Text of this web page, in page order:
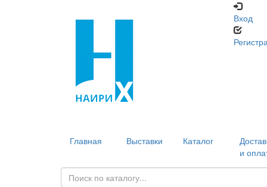
Вход
Главная Выставки Каталог
и